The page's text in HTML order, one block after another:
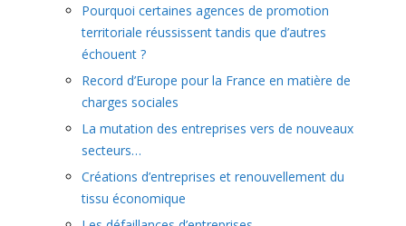
Pourquoi certaines agences de promotion
territoriale réussissent tandis que d’autres
échouent ?
Record d’Europe pour la France en matière de
charges sociales
La mutation des entreprises vers de nouveaux
secteurs…
Créations d’entreprises et renouvellement du
tissu économique